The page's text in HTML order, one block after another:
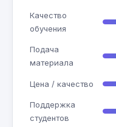
Качество
обучения
Подача
материала
Цена / качество
Поддержка
студентов